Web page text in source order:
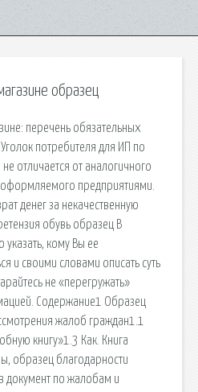
образец
перечень обязательных
потребителя для ИП по
отличается от аналогичного
предприятиями.
денег за некачественную
обувь образец В
кому Вы ее
и своими словами описать суть
не «перегружать»
Содержание1 Образец
жалоб граждан1.1
книгу»1.3 Как. Книга
образец благодарности
документ по жалобам и